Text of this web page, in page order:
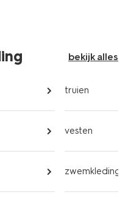
bekijk alles
truien
vesten
zwemkleding